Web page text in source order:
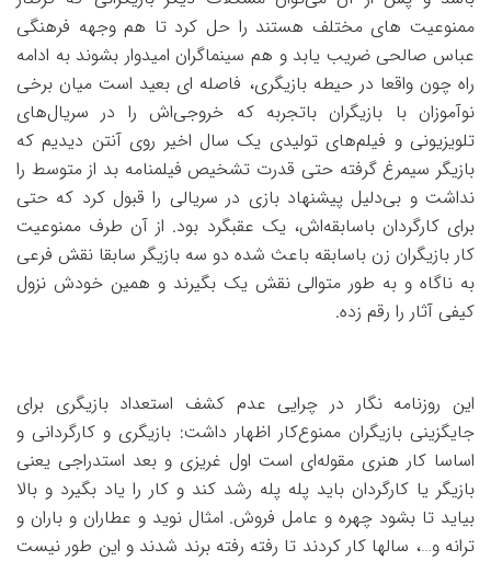
ممنوعیت های مختلف هستند را حل کرد تا هم وجهه فرهنگی
عباس صالحی ضریب یابد و هم سینماگران امیدوار بشوند به ادامه
راه چون واقعا در حیطه بازیگری، فاصله ای بعید است میان برخی
نوآموزان با بازیگران باتجربه که خروجی‌اش را در سریال‌های
تلویزیونی و فیلم‌های تولیدی یک سال اخیر روی آنتن دید‌یم که
بازیگر سیمرغ گرفته حتی قدرت تشخیص فیلمنامه بد از متوسط را
نداشت و بی‌دلیل پیشنهاد بازی در سریالی را قبول کرد که حتی
برای کارگردان باسابقه‌اش، یک عقبگرد بود. از آن طرف ممنوعیت
کار بازیگران زن باسابقه باعث شده دو سه بازیگر سابقا نقش فرعی
به ناگاه و به طور متوالی نقش یک‌ بگیرند و همین خودش نزول
کیفی آثار را رقم زده.
این روزنامه نگار در چرایی عدم کشف استعداد بازیگری برای
جایگزینی بازیگران ممنوع‌کار اظهار داشت: بازیگری و کارگردانی و
اساسا کار هنری مقوله‌ای است اول غریزی و بعد استدراجی یعنی
بازیگر یا کارگردان باید پله پله رشد کند و کار را یاد بگیرد و بالا
بیاید تا بشود چهره و عامل فروش. امثال نوید و عطاران و باران و
ترانه و…، سالها کار کردند تا رفته رفته برند شدند و این طور نیست